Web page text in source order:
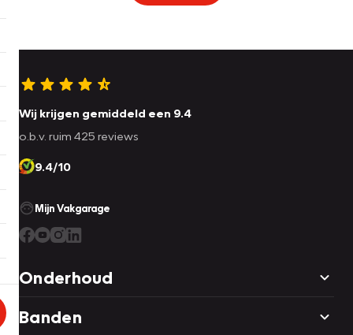
Wij krijgen gemiddeld een 9.4
o.b.v. ruim 425 reviews
9.4/10
Mijn Vakgarage
Onderhoud
Banden